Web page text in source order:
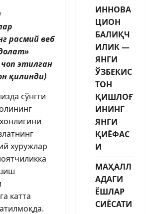
расмий веб
этилган
қилинди)
сўнгги
хуружлар
катта
ИННОВА
ЦИОН
БАЛИҚЧ
ИЛИК —
ЯНГИ
ЎЗБЕКИС
ТОН
ҚИШЛОҒ
ИНИНГ
ЯНГИ
ҚИЁФАС
И
МАҲАЛЛ
АДАГИ
ЁШЛАР
СИЁСАТИ